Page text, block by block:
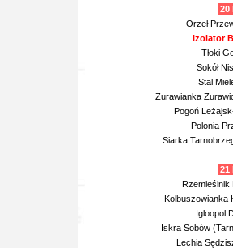
20
Orzeł
Izolator
Tłoki
Sokół
Stal
Żurawianka
Pogoń
Polonia
Siarka
21
Rzemieślnik
Kolbuszowianka
Igloopol
Iskra Sobów
Lechia